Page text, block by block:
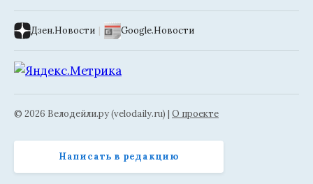
Дзен.Новости | Google.Новости
© 2026 Велодейли.ру (velodaily.ru) | О проекте
Написать в редакцию